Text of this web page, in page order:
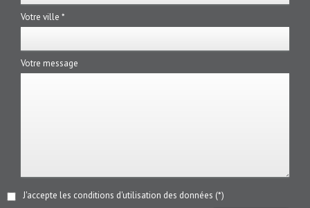
Votre ville *
Votre message
J'accepte les conditions d'utilisation des données (*)